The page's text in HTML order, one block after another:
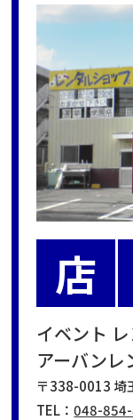
店
イベント
アーバンレ
〒338-0013 埼
TEL：048-